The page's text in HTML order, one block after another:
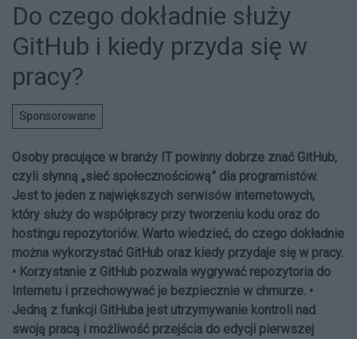
Do czego dokładnie służy
GitHub i kiedy przyda się w
pracy?
Sponsorowane
Osoby pracujące w branży IT powinny dobrze znać GitHub,
czyli słynną „sieć społecznościową” dla programistów.
Jest to jeden z największych serwisów internetowych,
który służy do współpracy przy tworzeniu kodu oraz do
hostingu repozytoriów. Warto wiedzieć, do czego dokładnie
można wykorzystać GitHub oraz kiedy przydaje się w pracy.
• Korzystanie z GitHub pozwala wygrywać repozytoria do
Internetu i przechowywać je bezpiecznie w chmurze. •
Jedną z funkcji GitHuba jest utrzymywanie kontroli nad
swoją pracą i możliwość przejścia do edycji pierwszej